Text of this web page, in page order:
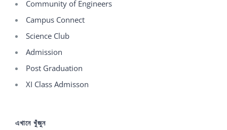
Community of Engineers
Campus Connect
Science Club
Admission
Post Graduation
XI Class Admisson
এখানে খুঁজুন